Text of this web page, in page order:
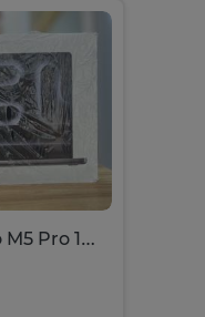
MacBook Pro M5 Pro 16-inch